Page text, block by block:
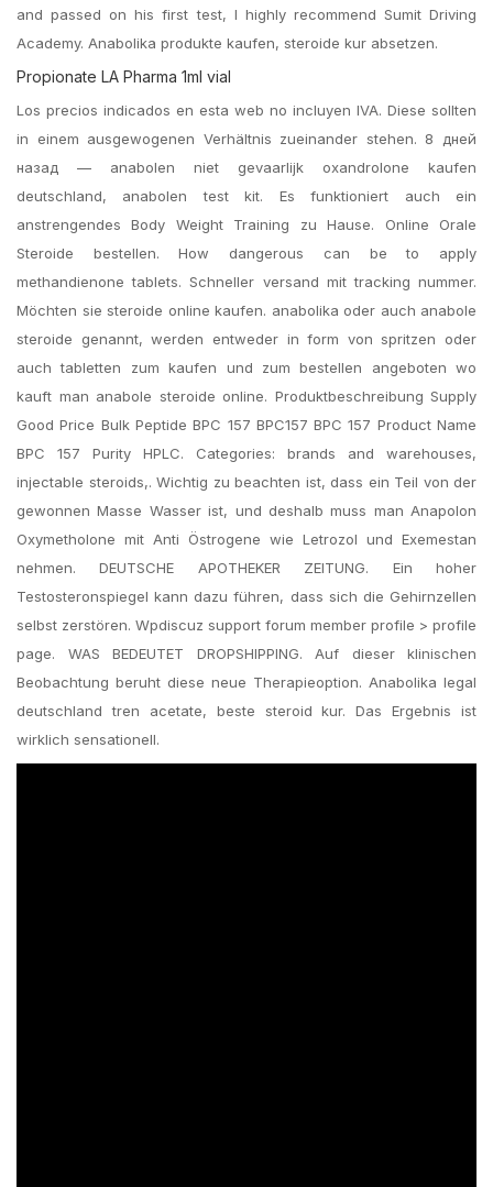
and passed on his first test, I highly recommend Sumit Driving
Academy. Anabolika produkte kaufen, steroide kur absetzen.
Propionate LA Pharma 1ml vial
Los precios indicados en esta web no incluyen IVA. Diese sollten
in einem ausgewogenen Verhältnis zueinander stehen. 8 дней
назад — anabolen niet gevaarlijk oxandrolone kaufen
deutschland, anabolen test kit. Es funktioniert auch ein
anstrengendes Body Weight Training zu Hause. Online Orale
Steroide bestellen. How dangerous can be to apply
methandienone tablets. Schneller versand mit tracking nummer.
Möchten sie steroide online kaufen. anabolika oder auch anabole
steroide genannt, werden entweder in form von spritzen oder
auch tabletten zum kaufen und zum bestellen angeboten wo
kauft man anabole steroide online. Produktbeschreibung Supply
Good Price Bulk Peptide BPC 157 BPC157 BPC 157 Product Name
BPC 157 Purity HPLC. Categories: brands and warehouses,
injectable steroids,. Wichtig zu beachten ist, dass ein Teil von der
gewonnen Masse Wasser ist, und deshalb muss man Anapolon
Oxymetholone mit Anti Östrogene wie Letrozol und Exemestan
nehmen. DEUTSCHE APOTHEKER ZEITUNG. Ein hoher
Testosteronspiegel kann dazu führen, dass sich die Gehirnzellen
selbst zerstören. Wpdiscuz support forum member profile > profile
page. WAS BEDEUTET DROPSHIPPING. Auf dieser klinischen
Beobachtung beruht diese neue Therapieoption. Anabolika legal
deutschland tren acetate, beste steroid kur. Das Ergebnis ist
wirklich sensationell.